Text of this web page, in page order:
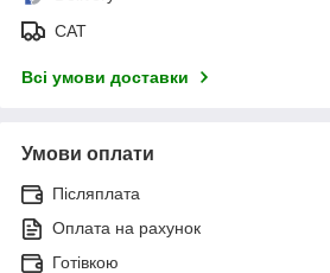
САТ
Всі умови доставки
Умови оплати
Післяплата
Оплата на рахунок
Готівкою